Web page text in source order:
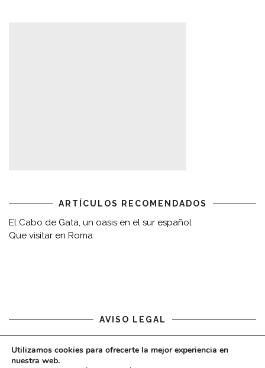
ARTÍCULOS RECOMENDADOS
El Cabo de Gata, un oasis en el sur español
Que visitar en Roma
AVISO LEGAL
Aviso legal
Utilizamos cookies para ofrecerte la mejor experiencia en
nuestra web.